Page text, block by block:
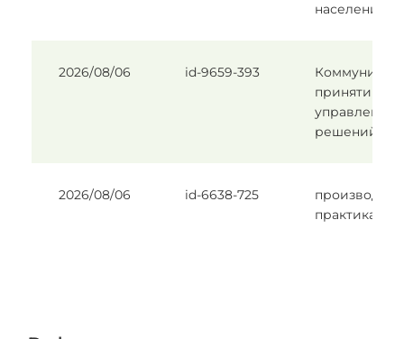
населением
2026/08/06 id-9659-393
принятии
решений
2026/08/06 id-6638-725
практика